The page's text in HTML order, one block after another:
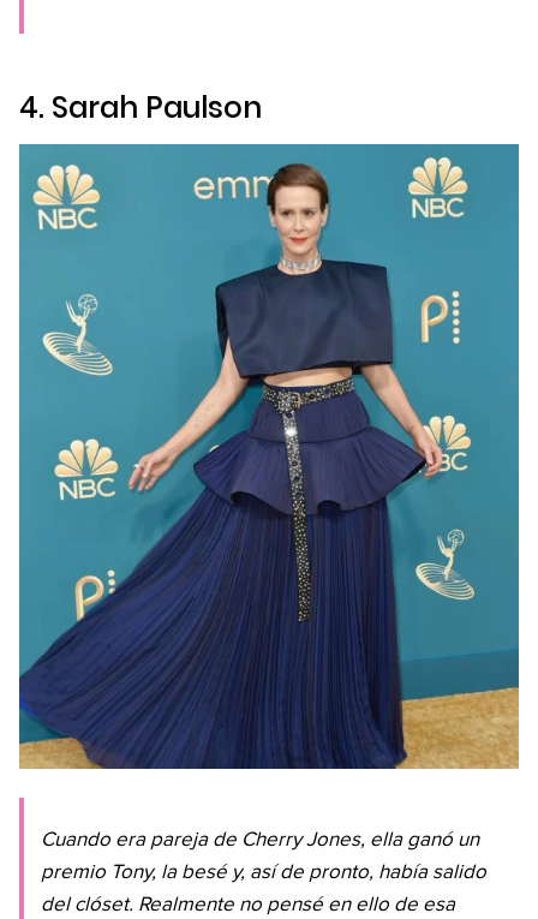
4. Sarah Paulson
Cuando era pareja de Cherry Jones, ella ganó un
premio Tony, la besé y, así de pronto, había salido
del clóset. Realmente no pensé en ello de esa